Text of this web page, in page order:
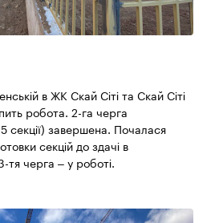
в ЖК Скай Сіті та Скай Сіті
робота. 2-га черга
секції) завершена. Почалася
секцій до здачі в
тя черга – у роботі.